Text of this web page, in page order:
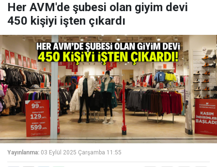
Her AVM'de şubesi olan giyim devi
450 kişiyi işten çıkardı
Yayınlanma: 03 Eylül 2025 Çarşamba 11:55